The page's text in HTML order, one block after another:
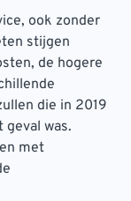
ook zonder
stijgen
de hogere
die in 2019
was.
met